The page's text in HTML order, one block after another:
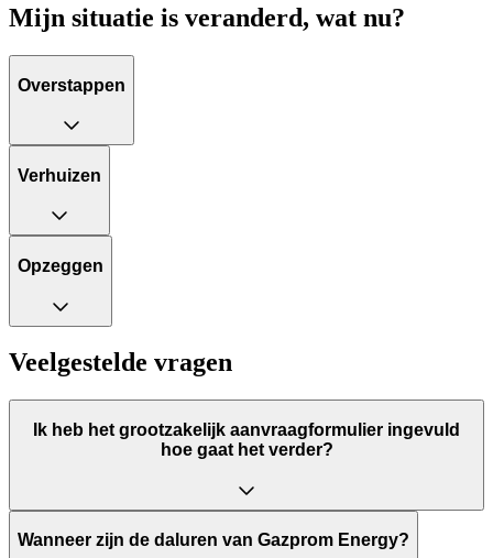
Mijn situatie is veranderd, wat nu?
Overstappen
Verhuizen
Opzeggen
Veelgestelde vragen
Ik heb het grootzakelijk aanvraagformulier ingevuld
hoe gaat het verder?
Wanneer zijn de daluren van Gazprom Energy?